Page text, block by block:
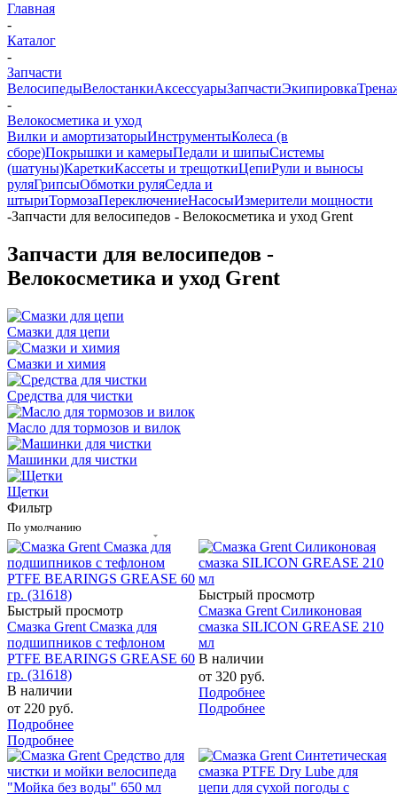
Главная
-
Каталог
-
Запчасти
ВелосипедыВелостанкиАксессуарыЗапчастиЭкипировка
-
Велокосметика и уход
Вилки и амортизаторыИнструментыКолеса (в
сборе)Покрышки и камерыПедали и шипыСистемы
(шатуны)КареткиКассеты и трещоткиЦепиРули и выносы
руляГрипсыОбмотки руляСедла и
штыриТормозаПереключениеНасосыИзмерители мощности
-Запчасти для велосипедов - Велокосметика и уход Grent
Запчасти для велосипедов -
Велокосметика и уход Grent
Смазки для цепи
Смазки и химия
Средства для чистки
Масло для тормозов и вилок
Машинки для чистки
Щетки
Фильтр
По умолчанию
Быстрый просмотр
Смазка Grent Смазка для
подшипников с тефлоном
PTFE BEARINGS GREASE 60
гр. (31618)
В наличии
от 220 руб.
Подробнее
Подробнее
Быстрый просмотр
Смазка Grent Силиконовая
смазка SILICON GREASE 210
мл
В наличии
от 320 руб.
Подробнее
Подробнее